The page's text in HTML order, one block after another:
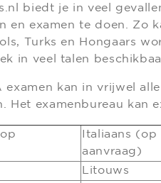
biedt je in veel
en examen te doen. Zo
Turks en Hongaars
in veel talen
examen kan in vrijwel
Het examenbureau kan
Italiaans (op
aanvraag)
Litouws